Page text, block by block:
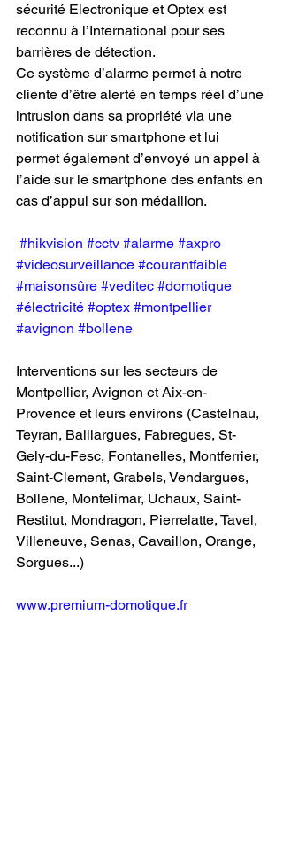
sécurité Electronique et Optex est
reconnu à l’International pour ses
barrières de détection.
Ce système d’alarme permet à notre
cliente d’être alerté en temps réel d’une
intrusion dans sa propriété via une
notification sur smartphone et lui
permet également d’envoyé un appel à
l’aide sur le smartphone des enfants en
cas d’appui sur son médaillon.
#hikvision #cctv #alarme #axpro
#videosurveillance #courantfaible
#maisonsûre #veditec #domotique
#électricité #optex #montpellier
#avignon #bollene
Interventions sur les secteurs de
Montpellier, Avignon et Aix-en-
Provence et leurs environs (Castelnau,
Teyran, Baillargues, Fabregues, St-
Gely-du-Fesc, Fontanelles, Montferrier,
Saint-Clement, Grabels, Vendargues,
Bollene, Montelimar, Uchaux, Saint-
Restitut, Mondragon, Pierrelatte, Tavel,
Villeneuve, Senas, Cavaillon, Orange,
Sorgues...)
www.premium-domotique.fr